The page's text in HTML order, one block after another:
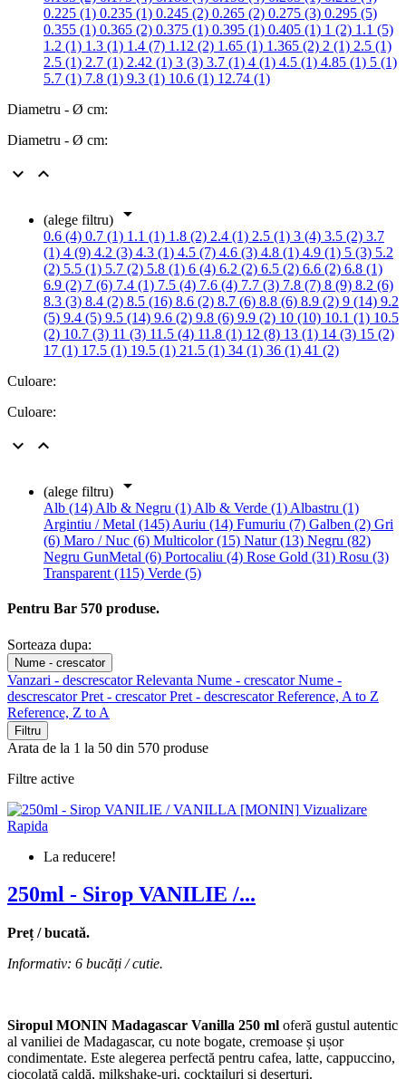
0.225 (1) 0.235 (1) 0.245 (2) 0.265 (2) 0.275 (3) 0.295 (5)
0.355 (1) 0.365 (2) 0.375 (1) 0.395 (1) 0.405 (1) 1 (2) 1.1 (5)
1.2 (1) 1.3 (1) 1.4 (7) 1.12 (2) 1.65 (1) 1.365 (2) 2 (1) 2.5 (1)
2.5 (1) 2.7 (1) 2.42 (1) 3 (3) 3.7 (1) 4 (1) 4.5 (1) 4.85 (1) 5 (1)
5.7 (1) 7.8 (1) 9.3 (1) 10.6 (1) 12.74 (1)
Diametru - Ø cm:
Diametru - Ø cm:
 
(alege filtru) 
0.6 (4) 0.7 (1) 1.1 (1) 1.8 (2) 2.4 (1) 2.5 (1) 3 (4) 3.5 (2) 3.7
(1) 4 (9) 4.2 (3) 4.3 (1) 4.5 (7) 4.6 (3) 4.8 (1) 4.9 (1) 5 (3) 5.2
(2) 5.5 (1) 5.7 (2) 5.8 (1) 6 (4) 6.2 (2) 6.5 (2) 6.6 (2) 6.8 (1)
6.9 (2) 7 (6) 7.4 (1) 7.5 (4) 7.6 (4) 7.7 (3) 7.8 (7) 8 (9) 8.2 (6)
8.3 (3) 8.4 (2) 8.5 (16) 8.6 (2) 8.7 (6) 8.8 (6) 8.9 (2) 9 (14) 9.2
(5) 9.4 (5) 9.5 (14) 9.6 (2) 9.8 (6) 9.9 (2) 10 (10) 10.1 (1) 10.5
(2) 10.7 (3) 11 (3) 11.5 (4) 11.8 (1) 12 (8) 13 (1) 14 (3) 15 (2)
17 (1) 17.5 (1) 19.5 (1) 21.5 (1) 34 (1) 36 (1) 41 (2)
Culoare:
Culoare:
 
(alege filtru) 
Alb (14) Alb & Negru (1) Alb & Verde (1) Albastru (1)
Argintiu / Metal (145) Auriu (14) Fumuriu (7) Galben (2) Gri
(6) Maro / Nuc (6) Multicolor (15) Natur (13) Negru (82)
Negru GunMetal (6) Portocaliu (4) Rose Gold (31) Rosu (3)
Transparent (115) Verde (5)
Pentru Bar 570 produse.
Sorteaza dupa:
Nume - crescator
Vanzari - descrescatorRelevanta Nume - crescatorNume -
descrescatorPret - crescatorPret - descrescatorReference, A to Z
Reference, Z to A
Filtru
Arata de la 1 la 50 din 570 produse
Filtre active
Vizualizare
Rapida
La reducere!
250ml - Sirop VANILIE /...
Preț / bucată.
Informativ: 6 bucăți / cutie.
Siropul MONIN Madagascar Vanilla 250 ml oferă gustul autentic
al vaniliei de Madagascar, cu note bogate, cremoase și ușor
condimentate. Este alegerea perfectă pentru cafea, latte, cappuccino,
ciocolată caldă, milkshake-uri, cocktailuri și deserturi.